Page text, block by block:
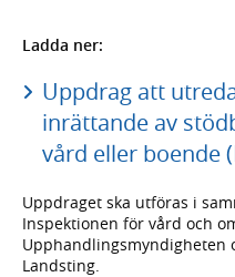
Ladda ner:
Uppdrag att
inrättande av
vård eller boende
Uppdraget ska utföras i
Inspektionen för vård och
Upphandlingsmyndigheten
Landsting.